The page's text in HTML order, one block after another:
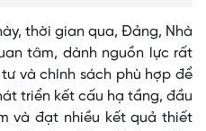
thời gian qua, Đảng, Nhà
tâm, dành nguồn lực rất
và chính sách phù hợp để
triển kết cấu hạ tầng, đầu
và đạt nhiều kết quả thiết